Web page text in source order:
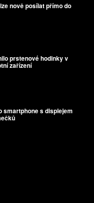
nově posílat přímo do
prstenové hodinky v
zařízení
smartphone s displejem